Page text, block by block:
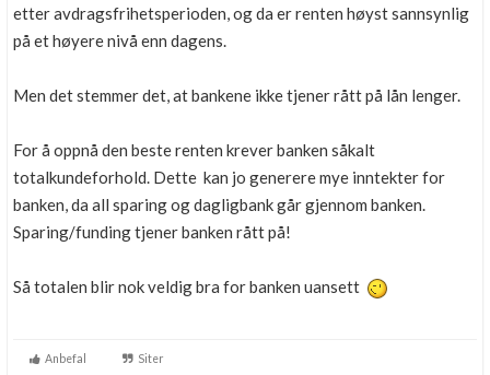
etter avdragsfrihetsperioden, og da er renten høyst sannsynlig
på et høyere nivå enn dagens.
Men det stemmer det, at bankene ikke tjener rått på lån lenger.
For å oppnå den beste renten krever banken såkalt
totalkundeforhold. Dette kan jo generere mye inntekter for
banken, da all sparing og dagligbank går gjennom banken.
Sparing/funding tjener banken rått på!
Så totalen blir nok veldig bra for banken uansett
Anbefal Siter